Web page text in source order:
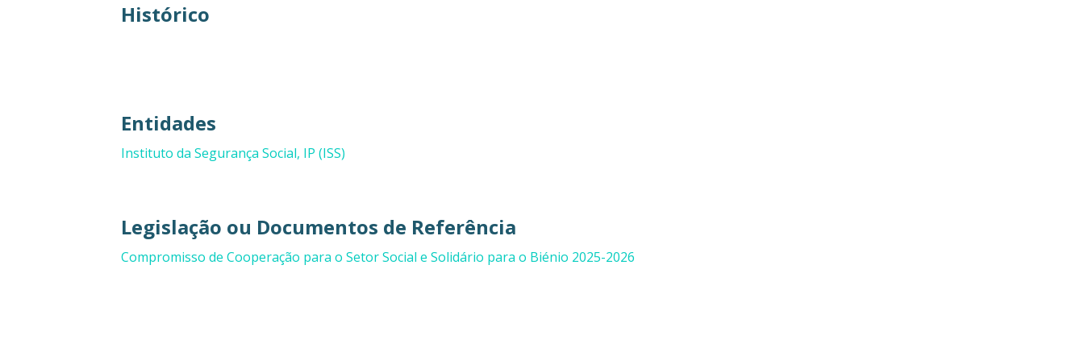
Histórico
Entidades
Instituto da Segurança Social, IP (ISS)
Legislação ou Documentos de Referência
Compromisso de Cooperação para o Setor Social e Solidário para o Biénio 2025-2026